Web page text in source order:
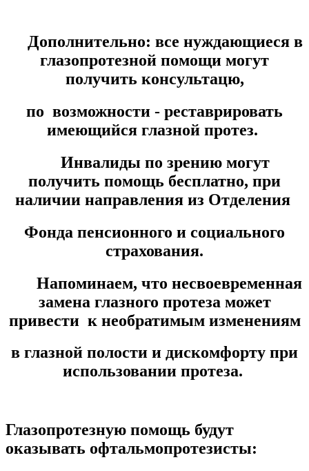
Дополнительно: все нуждающиеся в
глазопротезной помощи могут
получить консультацю,
по возможности - реставрировать
имеющийся глазной протез.
Инвалиды по зрению могут
получить помощь бесплатно, при
наличии направления из Отделения
Фонда пенсионного и социального
страхования.
Напоминаем, что несвоевременная
замена глазного протеза может
привести к необратимым изменениям
в глазной полости и дискомфорту при
использовании протеза.
Глазопротезную помощь будут
оказывать офтальмопротезисты: